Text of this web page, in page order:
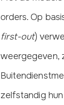
orders. Op
first-out)
weergegeven,
zelfstandig